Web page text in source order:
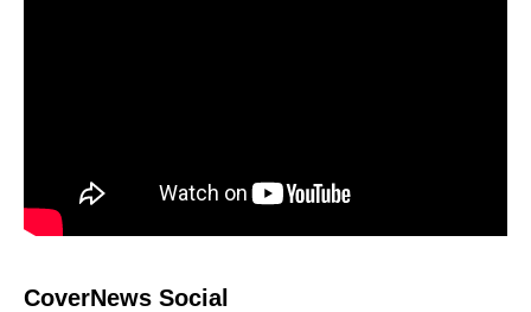
CoverNews Social